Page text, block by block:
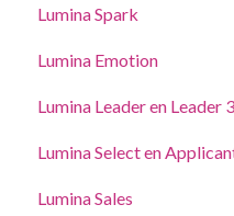
Punten kopen en
Lumina Spark
Lumina Emotion
Lumina Leader en Leader
Lumina Select en
Applicant Tracker
Lumina Sales